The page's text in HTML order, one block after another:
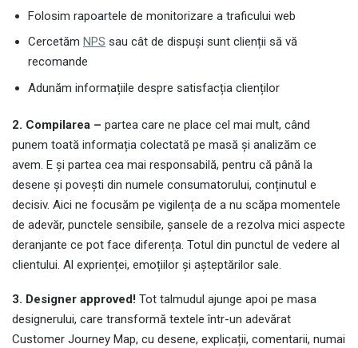
Folosim rapoartele de monitorizare a traficului web
Cercetăm NPS sau cât de dispuși sunt clienții să vă
recomande
Adunăm informațiile despre satisfacția clienților
2. Compilarea – partea care ne place cel mai mult, când
punem toată informația colectată pe masă și analizăm ce
avem. E și partea cea mai responsabilă, pentru că până la
desene și povești din numele consumatorului, conținutul e
decisiv. Aici ne focusăm pe vigilența de a nu scăpa momentele
de adevăr, punctele sensibile, șansele de a rezolva mici aspecte
deranjante ce pot face diferența. Totul din punctul de vedere al
clientului. Al exprienței, emoțiilor și așteptărilor sale.
3. Designer approved! Tot talmudul ajunge apoi pe masa
designerului, care transformă textele într-un adevărat
Customer Journey Map, cu desene, explicații, comentarii, numai